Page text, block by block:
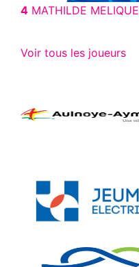
4 MATHILDE MELIQUE
Voir tous les joueurs